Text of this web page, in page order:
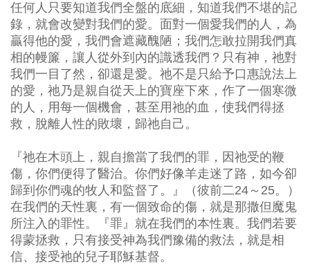
任何人只要知道我們全盤的底細，知道我們不堪的記
錄，就會改變對我們的愛。面對一個愛我們的人，為
贏得他的愛，我們會遮藏醜陋；我們怎敢拉開我們真
相的幔簾，讓人從外到內的識透我們？只有神，祂對
我們一目了然，卻還是愛。祂不是只給予口惠說法上
的愛，祂乃是親自從天上的寶座下來，作了一個寒微
的人，用每一個機會，甚至用祂的血，使我們得拯
救，脫離人性的敗壞，歸祂自己。
『祂在木頭上，親自擔當了我們的罪，因祂受的鞭
傷，你們便得了醫治。你們好像羊走迷了路，如今卻
歸到你們魂的牧人和監督了。』（彼前二24～25。）
在我們的天性裏，有一個致命的傷，就是那撒但魔鬼
所注入的罪性。『罪』就在我們的本性裏。我們若要
得蒙拯救，只有接受神為我們豫備的救法，就是相
信、接受祂的兒子耶穌基督。